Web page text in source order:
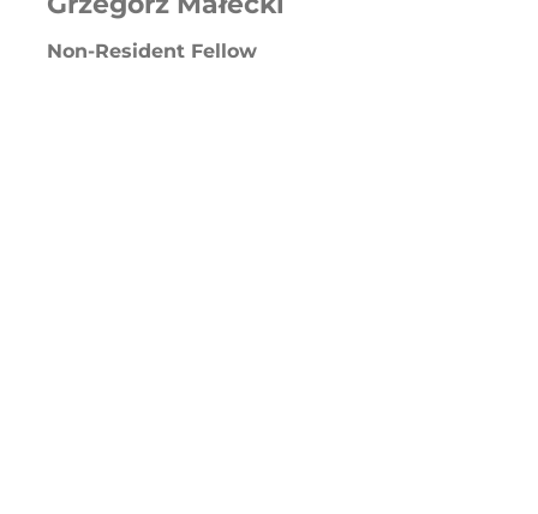
Non-Resident Fellow